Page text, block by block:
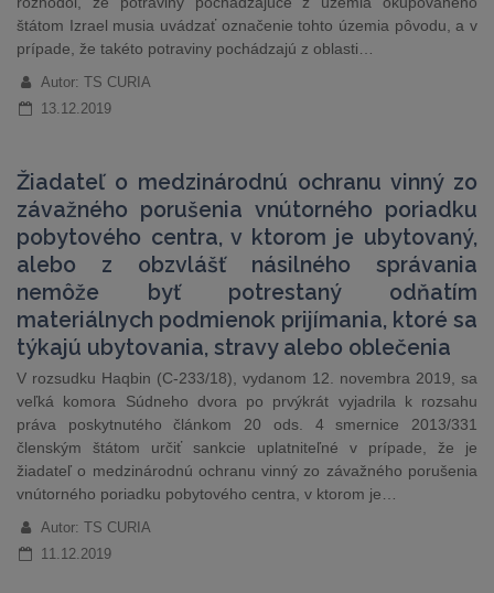
štátom Izrael musia uvádzať označenie tohto územia pôvodu, a v
prípade, že takéto potraviny pochádzajú z oblasti…
Autor: TS CURIA
13.12.2019
Žiadateľ o medzinárodnú ochranu vinný zo
závažného porušenia vnútorného poriadku
pobytového centra, v ktorom je ubytovaný,
alebo z obzvlášť násilného správania
nemôže byť potrestaný odňatím
materiálnych podmienok prijímania, ktoré sa
týkajú ubytovania, stravy alebo oblečenia
V rozsudku Haqbin (C-233/18), vydanom 12. novembra 2019, sa
veľká komora Súdneho dvora po prvýkrát vyjadrila k rozsahu
práva poskytnutého článkom 20 ods. 4 smernice 2013/331
členským štátom určiť sankcie uplatniteľné v prípade, že je
žiadateľ o medzinárodnú ochranu vinný zo závažného porušenia
vnútorného poriadku pobytového centra, v ktorom je…
Autor: TS CURIA
11.12.2019